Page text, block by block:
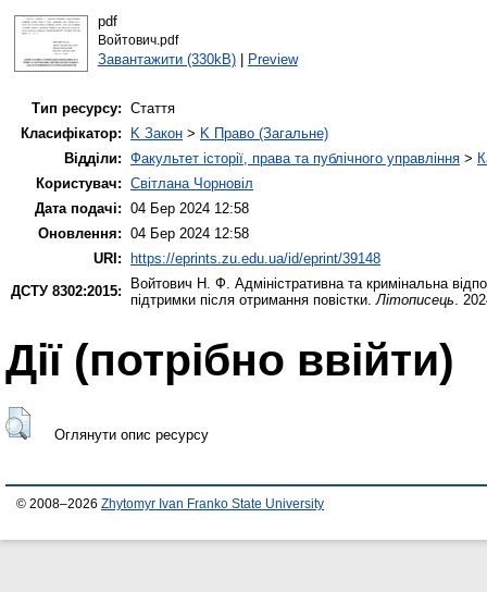
pdf
Войтович.pdf
Завантажити (330kB)| Preview
Тип ресурсу: Стаття
Класифікатор:
K Закон > K Право (Загальне)
Відділи: Факультет історії, права та публічного управління >
Користувач: Світлана Чорновіл
Дата подачі: 04 Бер 2024 12:58
Оновлення: 04 Бер 2024 12:58
URI:
https://eprints.zu.edu.ua/id/eprint/39148
ДСТУ 8302:2015:
Войтович Н. Ф. Адміністративна та кримінальна
підтримки після отримання повістки.Літописець.
Дії ​​(потрібно ввійти)
Оглянути опис ресурсу
© 2008–2026 Zhytomyr Ivan Franko State University